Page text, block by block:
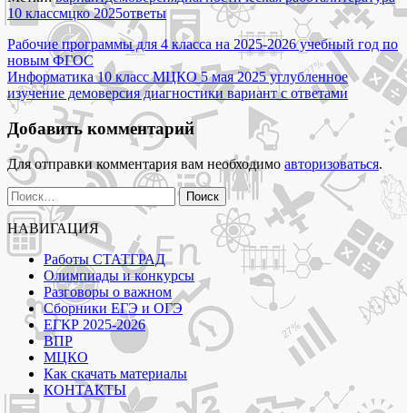
5
мая
2025
демоверсия
диагностики
вариант
с
ответами"
10 классмцко 2025ответы
Навигация
по
записям
Рабочие программы для 4 класса на 2025-2026 учебный год по
новым ФГОС
Информатика 10 класс МЦКО 5 мая 2025 углубленное
изучение демоверсия диагностики вариант с ответами
Добавить комментарий
Для отправки комментария вам необходимо авторизоваться.
Найти:
НАВИГАЦИЯ
Работы СТАТГРАД
Олимпиады и конкурсы
Разговоры о важном
Сборники ЕГЭ и ОГЭ
ЕГКР 2025-2026
ВПР
МЦКО
Как скачать материалы
КОНТАКТЫ